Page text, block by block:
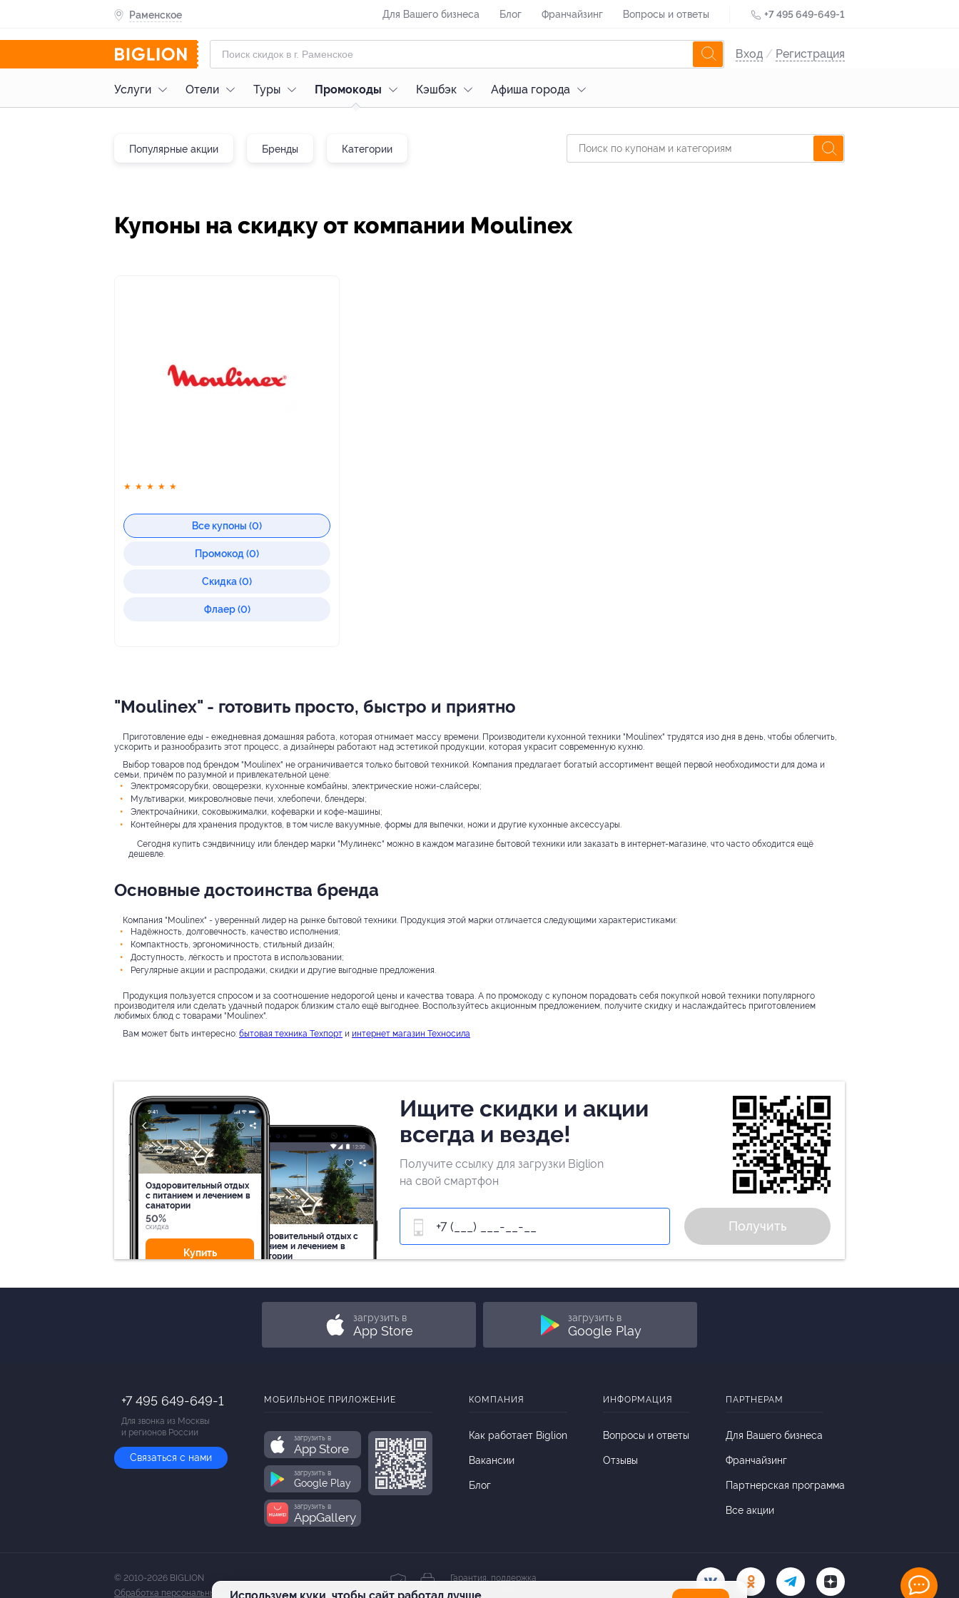
Раменское Для Вашего бизнеса Блог Франчайзинг Вопросы и ответы +7 495 649-649-1
Вход / Регистрация
Услуги Отели Туры Промокоды Кэшбэк Афиша города
Популярные акции Бренды Категории
Купоны на скидку от компании Moulinex
★ ★ ★ ★ ★
Все купоны (0)
Промокод (0)
Скидка (0)
Флаер (0)
"Moulinex" - готовить просто, быстро и приятно
Приготовление еды - ежедневная домашняя работа, которая отнимает массу времени. Производители кухонной техники "Moulinex" трудятся изо дня в день, чтобы облегчить,
ускорить и разнообразить этот процесс, а дизайнеры работают над эстетикой продукции, которая украсит современную кухню.
Выбор товаров под брендом "Moulinex" не ограничивается только бытовой техникой. Компания предлагает богатый ассортимент вещей первой необходимости для дома и
семьи, причём по разумной и привлекательной цене:
Электромясорубки, овощерезки, кухонные комбайны, электрические ножи-слайсеры;
Мультиварки, микроволновые печи, хлебопечи, блендеры;
Электрочайники, соковыжималки, кофеварки и кофе-машины;
Контейнеры для хранения продуктов, в том числе вакуумные, формы для выпечки, ножи и другие кухонные аксессуары.
Сегодня купить сэндвичницу или блендер марки "Мулинекс" можно в каждом магазине бытовой техники или заказать в интернет-магазине, что часто обходится ещё
дешевле.
Основные достоинства бренда
Компания "Moulinex" - уверенный лидер на рынке бытовой техники. Продукция этой марки отличается следующими характеристиками:
Надёжность, долговечность, качество исполнения;
Компактность, эргономичность, стильный дизайн;
Доступность, лёгкость и простота в использовании;
Регулярные акции и распродажи, скидки и другие выгодные предложения.
Продукция пользуется спросом и за соотношение недорогой цены и качества товара. А по промокоду с купоном порадовать себя покупкой новой техники популярного
производителя или сделать удачный подарок близким стало ещё выгоднее. Воспользуйтесь акционным предложением, получите скидку и наслаждайтесь приготовлением
любимых блюд с товарами "Moulinex".
Вам может быть интересно: бытовая техника Техпорт и интернет магазин Техносила
Оздоровительный отдых
c питанием и лечением в
санатории
50%
cкидка
Купить
Оздоровительный отдых c
питанием и лечением в
санатории
Купить
Ищите скидки и акции
всегда и везде!
Получите ссылку для загрузки Biglion
на свой смартфон
Получить
загрузить в
App Store
загрузить в
Google Play
+7 495 649-649-1
Для звонка из Москвы
и регионов России
Связаться с нами
МОБИЛЬНОЕ ПРИЛОЖЕНИЕ
загрузить в
App Store
загрузить в
Google Play
загрузить в
AppGallery
КОМПАНИЯ
Как работает Biglion
Вакансии
Блог
ИНФОРМАЦИЯ
Вопросы и ответы
Отзывы
ПАРТНЕРАМ
Для Вашего бизнеса
Франчайзинг
Партнерская программа
Все акции
© 2010-2026 BIGLION
Обработка персональных данных
Гарантия, поддержка